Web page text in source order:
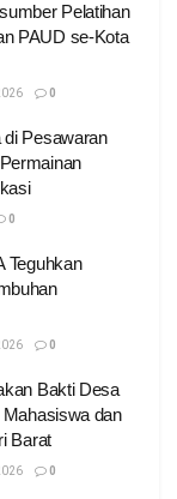
Pelatihan
PAUD se-Kota
0
Pesawaran
0
Teguhkan
0
Bakti Desa
dan
Barat
0